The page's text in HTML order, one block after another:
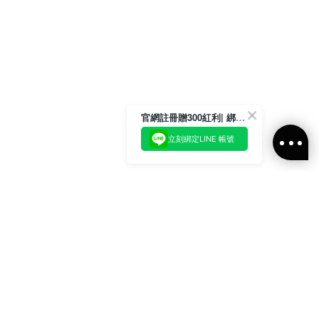
官網註冊贈300紅利| 綁定LINE再領取專屬優惠
立刻綁定LINE 帳號